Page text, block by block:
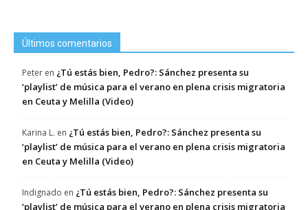
Últimos comentarios
Peter en ¿Tú estás bien, Pedro?: Sánchez presenta su
‘playlist’ de música para el verano en plena crisis migratoria
en Ceuta y Melilla (Video)
Karina L. en ¿Tú estás bien, Pedro?: Sánchez presenta su
‘playlist’ de música para el verano en plena crisis migratoria
en Ceuta y Melilla (Video)
Indignado en ¿Tú estás bien, Pedro?: Sánchez presenta su
‘playlist’ de música para el verano en plena crisis migratoria